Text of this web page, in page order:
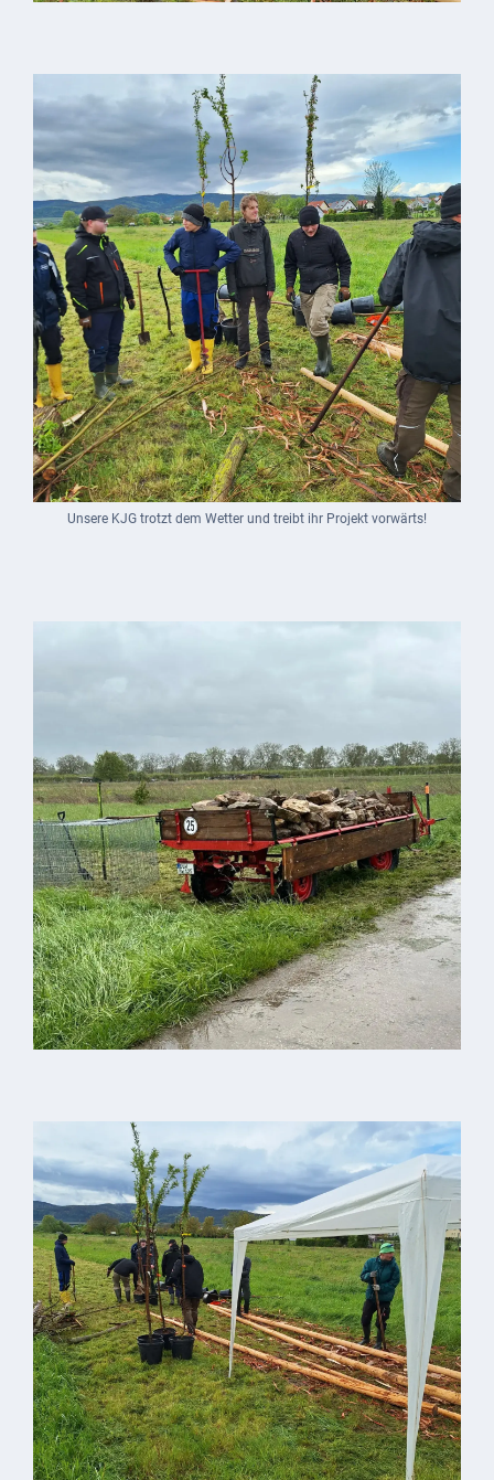
Unsere KJG trotzt dem Wetter und treibt ihr Projekt vorwärts!